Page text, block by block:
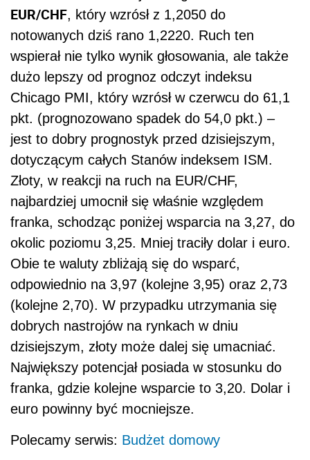
EUR/CHF, który wzrósł z 1,2050 do
notowanych dziś rano 1,2220. Ruch ten
wspierał nie tylko wynik głosowania, ale także
dużo lepszy od prognoz odczyt indeksu
Chicago PMI, który wzrósł w czerwcu do 61,1
pkt. (prognozowano spadek do 54,0 pkt.) –
jest to dobry prognostyk przed dzisiejszym,
dotyczącym całych Stanów indeksem ISM.
Złoty, w reakcji na ruch na EUR/CHF,
najbardziej umocnił się właśnie względem
franka, schodząc poniżej wsparcia na 3,27, do
okolic poziomu 3,25. Mniej traciły dolar i euro.
Obie te waluty zbliżają się do wsparć,
odpowiednio na 3,97 (kolejne 3,95) oraz 2,73
(kolejne 2,70). W przypadku utrzymania się
dobrych nastrojów na rynkach w dniu
dzisiejszym, złoty może dalej się umacniać.
Największy potencjał posiada w stosunku do
franka, gdzie kolejne wsparcie to 3,20. Dolar i
euro powinny być mocniejsze.
Polecamy serwis: Budżet domowy